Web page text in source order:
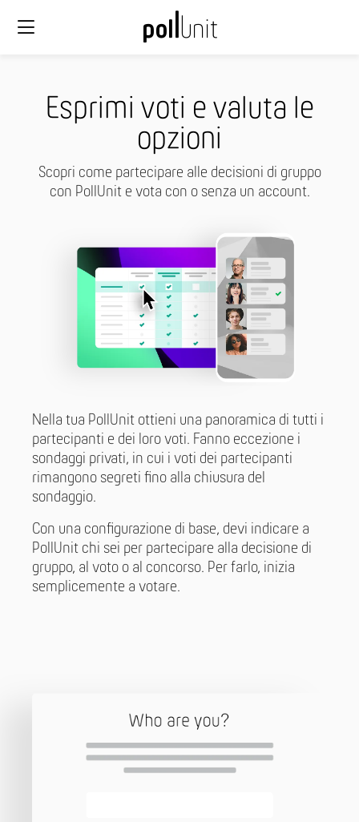
Esprimi voti e valuta le
opzioni
Scopri come partecipare alle decisioni di gruppo
con PollUnit e vota con o senza un account.
Nella tua PollUnit ottieni una panoramica di tutti i
partecipanti e dei loro voti. Fanno eccezione i
sondaggi privati, in cui i voti dei partecipanti
rimangono segreti fino alla chiusura del
sondaggio.
Con una configurazione di base, devi indicare a
PollUnit chi sei per partecipare alla decisione di
gruppo, al voto o al concorso. Per farlo, inizia
semplicemente a votare.